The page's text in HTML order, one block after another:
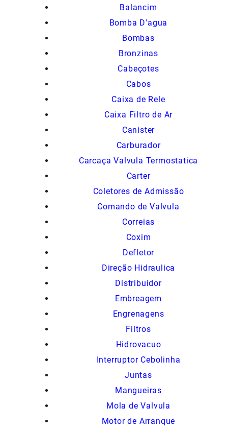
Balancim
Bomba D'agua
Bombas
Bronzinas
Cabeçotes
Cabos
Caixa de Rele
Caixa Filtro de Ar
Canister
Carburador
Carcaça Valvula Termostatica
Carter
Coletores de Admissão
Comando de Valvula
Correias
Coxim
Defletor
Direção Hidraulica
Distribuidor
Embreagem
Engrenagens
Filtros
Hidrovacuo
Interruptor Cebolinha
Juntas
Mangueiras
Mola de Valvula
Motor de Arranque